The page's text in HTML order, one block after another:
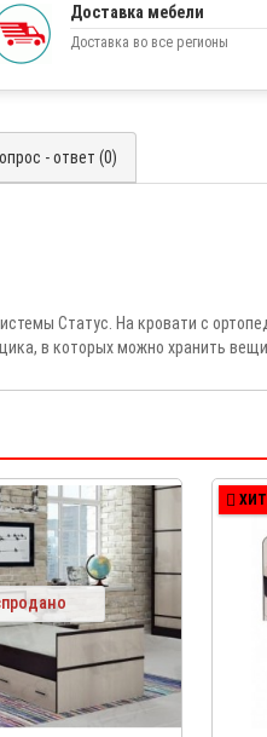
Доставка мебели
Доставка во все регионы
- ответ (0)
Статус. На кровати с
в которых можно хранить вещи
ХИТ